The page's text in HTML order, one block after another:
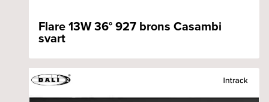
Flare 13W 36° 927 brons Casambi
svart